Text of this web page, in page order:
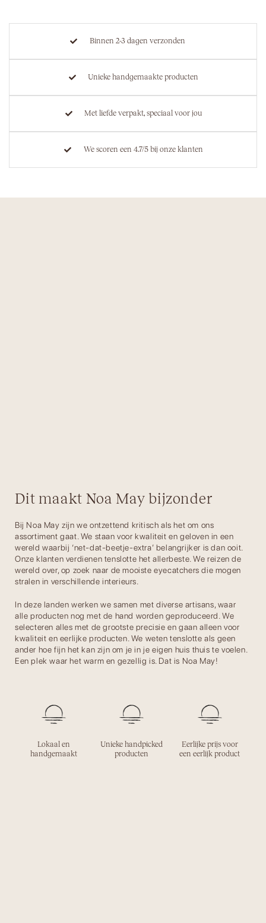
Binnen 2-3 dagen verzonden
Unieke handgemaakte producten
Met liefde verpakt, speciaal voor jou
We scoren een 4.7/5 bij onze klanten
Dit maakt Noa May bijzonder
Bij Noa May zijn we ontzettend kritisch als het om ons
assortiment gaat. We staan voor kwaliteit en geloven in een
wereld waarbij ‘net-dat-beetje-extra’ belangrijker is dan ooit.
Onze klanten verdienen tenslotte het allerbeste. We reizen de
wereld over, op zoek naar de mooiste eyecatchers die mogen
stralen in verschillende interieurs.
In deze landen werken we samen met diverse artisans, waar
alle producten nog met de hand worden geproduceerd. We
selecteren alles met de grootste precisie en gaan alleen voor
kwaliteit en eerlijke producten. We weten tenslotte als geen
ander hoe fijn het kan zijn om je in je eigen huis thuis te voelen.
Een plek waar het warm en gezellig is. Dat is Noa May!
Lokaal en
handgemaakt
Unieke handpicked
producten
Eerlijke prijs voor
een eerlijk product